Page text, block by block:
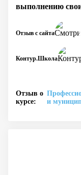
выполнению
Контур.Школа
Отзыв с сайта
Отзыв о
курсе:
и